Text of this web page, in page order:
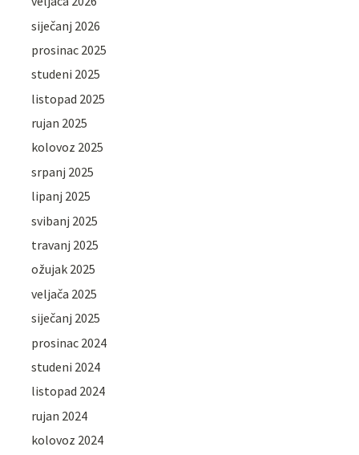
siječanj 2026
prosinac 2025
studeni 2025
listopad 2025
rujan 2025
kolovoz 2025
srpanj 2025
lipanj 2025
svibanj 2025
travanj 2025
ožujak 2025
veljača 2025
siječanj 2025
prosinac 2024
studeni 2024
listopad 2024
rujan 2024
kolovoz 2024